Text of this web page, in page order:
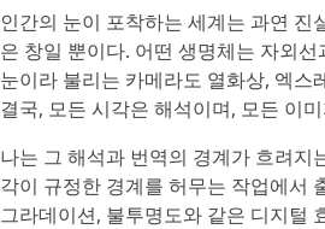
인간의 눈이 포착하는 세계는 과연
은 창일 뿐이다. 어떤 생명체는 자외
눈이라 불리는 카메라도 열화상, 엑
결국, 모든 시각은 해석이며, 모든 이
나는 그 해석과 번역의 경계가 흐려지
각이 규정한 경계를 허무는 작업에서
그라데이션, 불투명도와 같은 디지털